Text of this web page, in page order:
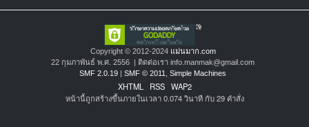
Copyright © 2012-2024 แม่นมาก.com
22 กุมภาพันธ์ พ.ศ. 2556 | ติดต่อเรา info.manmak@gmail.com
SMF 2.0.19 | SMF © 2011 Simple Machines
XHTML RSS WAP2
หน้านี้ถูกสร้างขึ้นภายในเวลา 0.074 วินาที กับ 29 คำสั่ง